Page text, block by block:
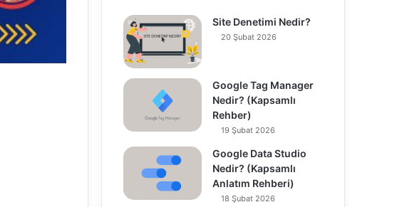
Site Denetimi Nedir?
20 Şubat 2026
Google Tag Manager
Nedir? (Kapsamlı
Rehber)
19 Şubat 2026
Google Data Studio
Nedir? (Kapsamlı
Anlatım Rehberi)
18 Şubat 2026